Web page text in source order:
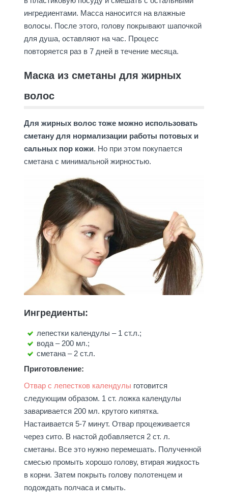
ингредиентами. Масса наносится на влажные
волосы. После этого, голову покрывают шапочкой
для душа, оставляют на час. Процесс
повторяется раз в 7 дней в течение месяца.
Маска из сметаны для жирных
волос
Для жирных волос тоже можно использовать
сметану для нормализации работы потовых и
сальных пор кожи. Но при этом покупается
сметана с минимальной жирностью.
Ингредиенты:
лепестки календулы – 1 ст.л.;
вода – 200 мл.;
сметана – 2 ст.л.
Приготовление:
Отвар с лепестков календулы готовится
следующим образом. 1 ст. ложка календулы
заваривается 200 мл. крутого кипятка.
Настаивается 5-7 минут. Отвар процеживается
через сито. В настой добавляется 2 ст. л.
сметаны. Все это нужно перемешать. Полученной
смесью промыть хорошо голову, втирая жидкость
в корни. Затем покрыть голову полотенцем и
подождать полчаса и смыть.